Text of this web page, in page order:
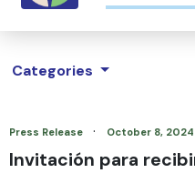
Categories
Press Release · October 8, 2024
Invitación para